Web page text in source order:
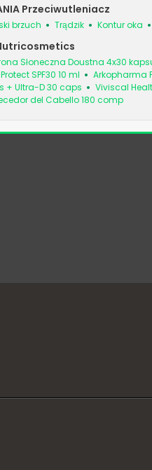
Przeciwutleniacz
brzuch Trądzik Kontur oka
Słoneczna Doustna 4x30
SPF30 10 ml
Arkopharma
+ Ultra-D 30 caps
Viviscal
del Cabello 180 comp